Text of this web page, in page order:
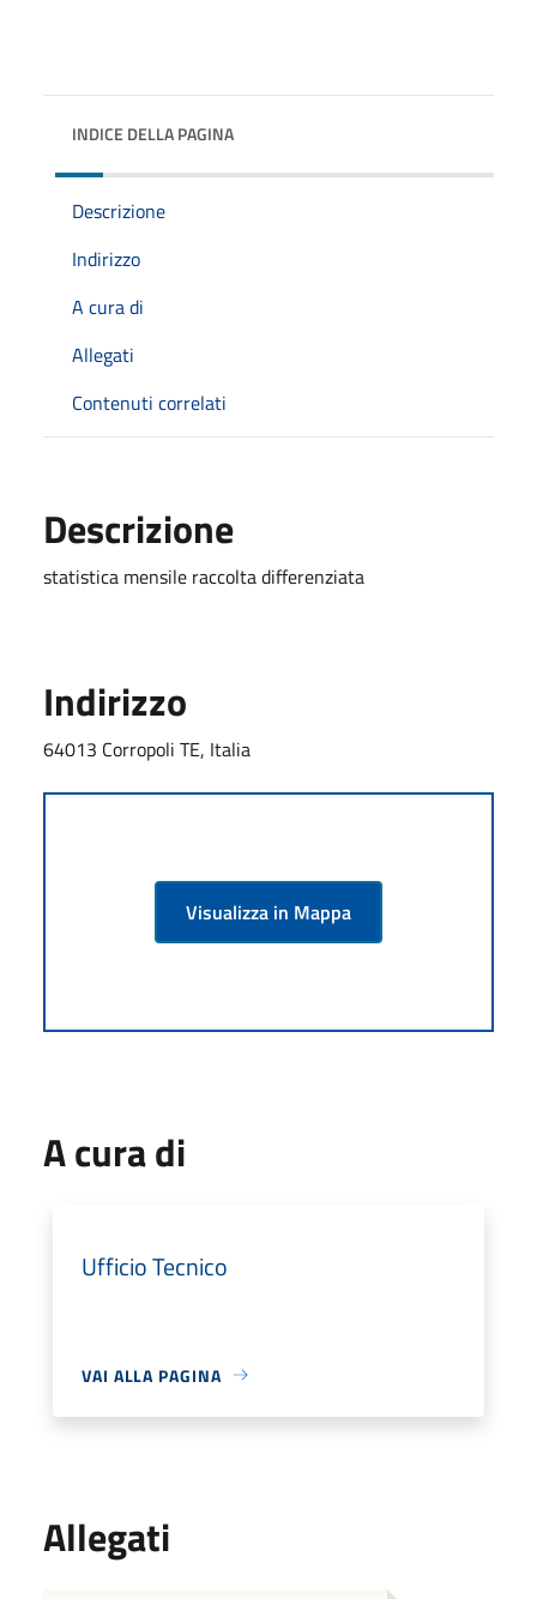
INDICE DELLA PAGINA
Descrizione
Indirizzo
A cura di
Allegati
Contenuti correlati
Descrizione
statistica mensile raccolta differenziata
Indirizzo
64013 Corropoli TE, Italia
Visualizza in Mappa
A cura di
Ufficio Tecnico
VAI ALLA PAGINA
Allegati